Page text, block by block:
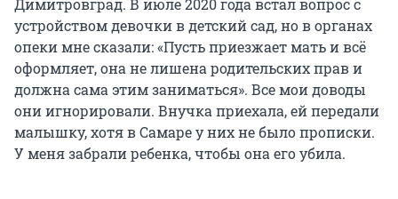
Димитровград. В июле 2020 года встал вопрос с
устройством девочки в детский сад, но в органах
опеки мне сказали: «Пусть приезжает мать и всё
оформляет, она не лишена родительских прав и
должна сама этим заниматься». Все мои доводы
они игнорировали. Внучка приехала, ей передали
малышку, хотя в Самаре у них не было прописки.
У меня забрали ребенка, чтобы она его убила.